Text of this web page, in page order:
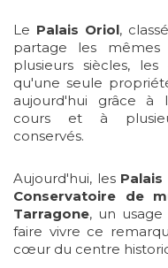
Le Palais Oriol, classé
partage les mêmes
plusieurs siècles,
qu'une seule
aujourd'hui grâce à
cours et à
conservés.
Aujourd'hui, les
Conservatoire de
Tarragone, un
faire vivre ce
cœur du centre